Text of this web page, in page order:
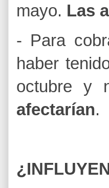
mayo. Las
- Para
haber
octubre y
afectarían.